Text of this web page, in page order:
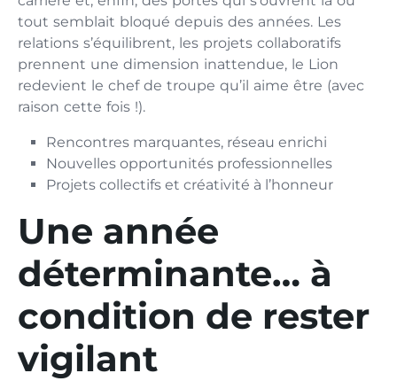
tout semblait bloqué depuis des années. Les
relations s’équilibrent, les projets collaboratifs
prennent une dimension inattendue, le Lion
redevient le chef de troupe qu’il aime être (avec
raison cette fois !).
Rencontres marquantes, réseau enrichi
Nouvelles opportunités professionnelles
Projets collectifs et créativité à l’honneur
Une année
déterminante… à
condition de rester
vigilant